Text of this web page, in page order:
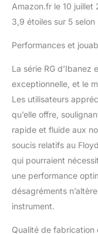
Amazon.fr le 10
3,9 étoiles sur 5
Performances et
La série RG d’Ibanez
exceptionnelle, et le
Les utilisateurs
qu’elle offre,
rapide et fluide aux
soucis relatifs au
qui pourraient
une performance
désagréments
instrument.
Qualité de fabrication